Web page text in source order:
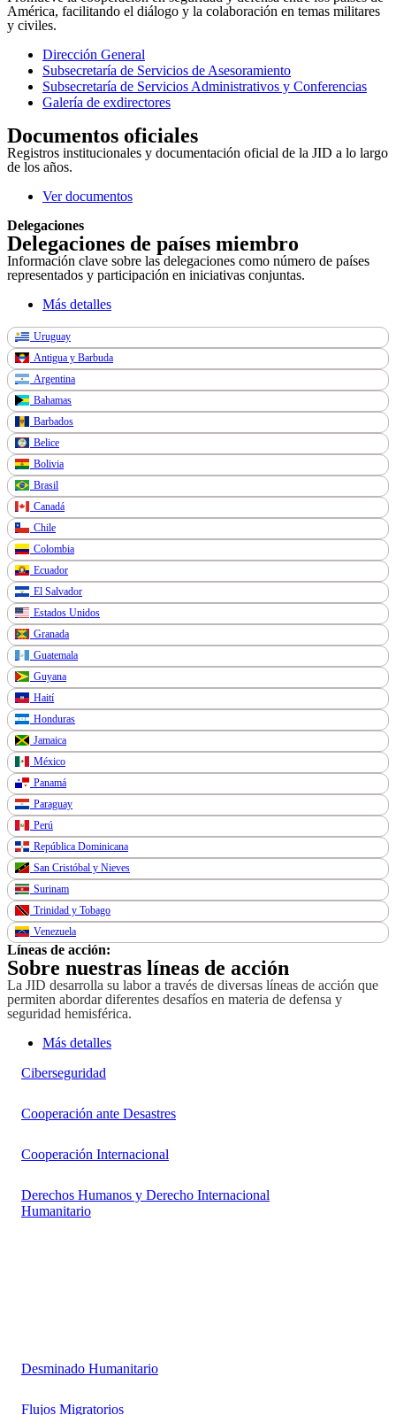
América, facilitando el diálogo y la colaboración en temas militares
y civiles.
Dirección General
Subsecretaría de Servicios de Asesoramiento
Subsecretaría de Servicios Administrativos y Conferencias
Galería de exdirectores
Documentos oficiales
Registros institucionales y documentación oficial de la JID a lo largo
de los años.
Ver documentos
Delegaciones
Delegaciones de países miembro
Información clave sobre las delegaciones como número de países
representados y participación en iniciativas conjuntas.
Más detalles
Uruguay
Antigua y Barbuda
Argentina
Bahamas
Barbados
Belice
Bolivia
Brasil
Canadá
Chile
Colombia
Ecuador
El Salvador
Estados Unidos
Granada
Guatemala
Guyana
Haití
Honduras
Jamaica
México
Panamá
Paraguay
Perú
República Dominicana
San Cristóbal y Nieves
Surinam
Trinidad y Tobago
Venezuela
Líneas de acción:
Sobre nuestras líneas de acción
La JID desarrolla su labor a través de diversas líneas de acción que
permiten abordar diferentes desafíos en materia de defensa y
seguridad hemisférica.
Más detalles
Ciberseguridad
Cooperación ante Desastres
Cooperación Internacional
Derechos Humanos y Derecho Internacional
Humanitario
Desminado Humanitario
Flujos Migratorios